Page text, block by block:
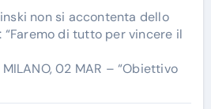
non si accontenta dello
“Faremo di tutto per vincere il
02 MAR – “Obiettivo